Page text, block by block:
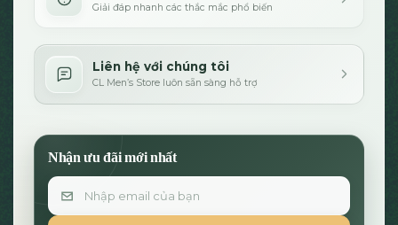
Giải đáp nhanh các thắc mắc phổ biến
Liên hệ với chúng tôi
CL Men’s Store luôn sẵn sàng hỗ trợ
Nhận ưu đãi mới nhất
Email